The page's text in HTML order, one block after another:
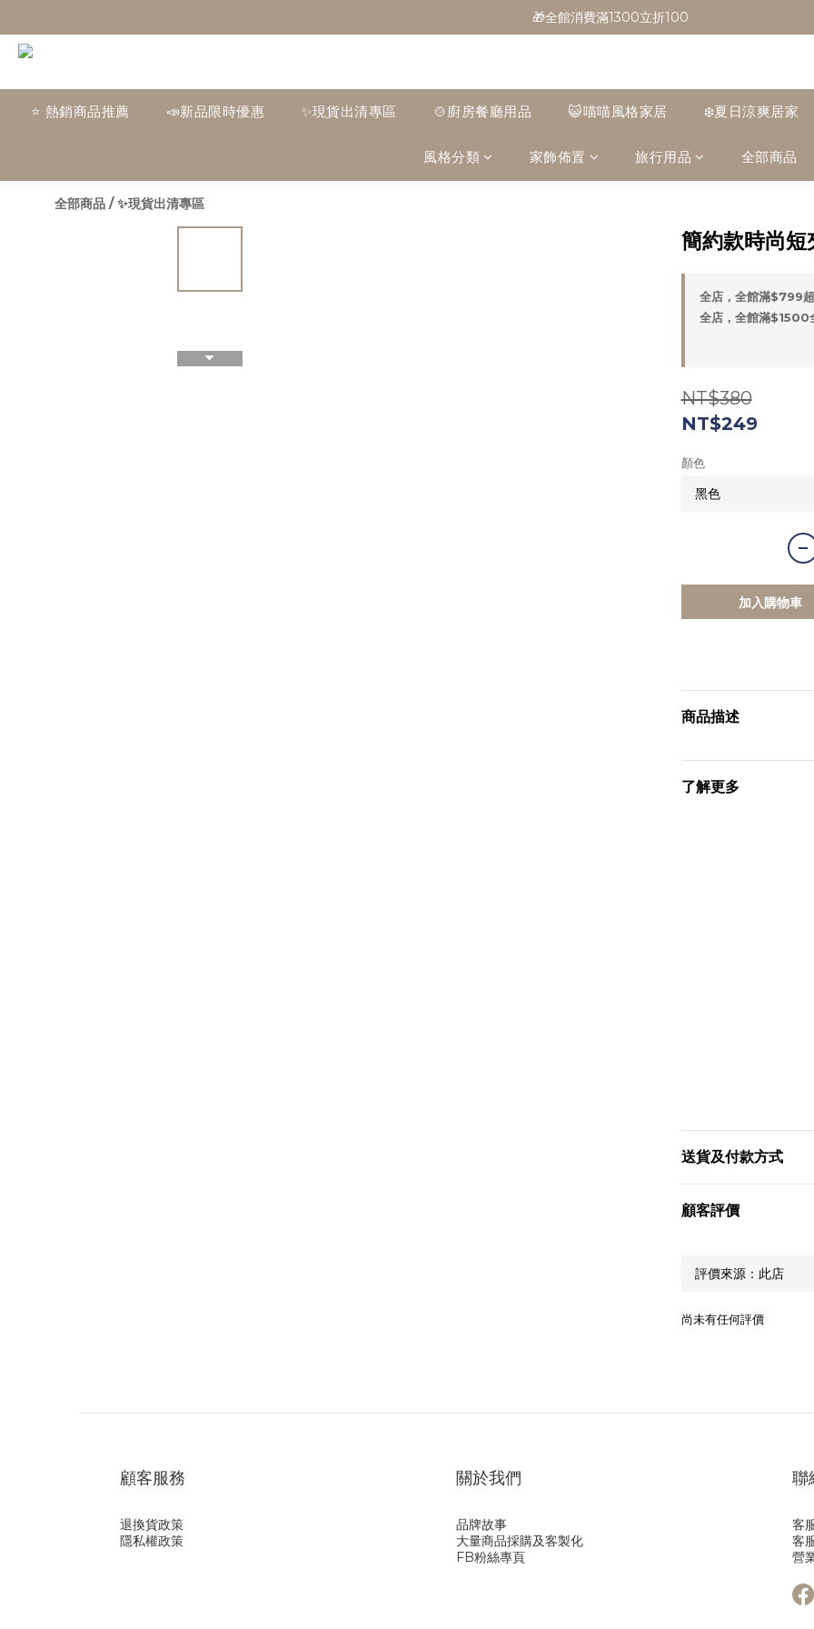
🎁全館消費滿1300立折100
🎁全館消費滿1300立折100
🎁全館消費滿1300立折100
⭐ 熱銷商品推薦 📣新品限時優惠 ✨現貨出清專區 🍲廚房餐廳用品 😺喵喵風格家居 ❄️夏日涼爽居家
風格分類 家飾佈置 旅行用品 全部商品
全部商品 /✨現貨出清專區
簡約款時尚短
全店，全館滿$799
全店，全館滿$1500
NT$380
NT$249
顏色
加入購物車
商品描述
了解更多
送貨及付款方式
顧客評價
尚未有任何評價
顧客服務
退換貨政策
隱私權政策
關於我們
品牌故事
大量商品採購及客製化
FB粉絲專頁
聯
客
客
營